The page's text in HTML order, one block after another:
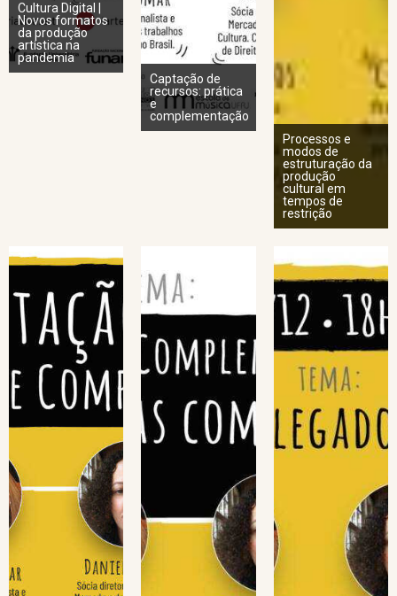
Cultura Digital |
Novos formatos
da produção
artística na
pandemia
Captação de
recursos: prática
e
complementação
Processos e
modos de
estruturação da
produção
cultural em
tempos de
restrição